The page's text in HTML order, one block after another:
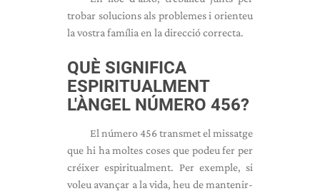
trobar solucions als problemes i orienteu
la vostra família en la direcció correcta.
QUÈ SIGNIFICA
ESPIRITUALMENT
L'ÀNGEL NÚMERO 456?
El número 456 transmet el missatge
que hi ha moltes coses que podeu fer per
créixer espiritualment. Per exemple, si
voleu avançar a la vida, heu de mantenir-